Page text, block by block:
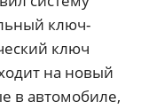
ключ-
ключ
на новый
в автомобиле,